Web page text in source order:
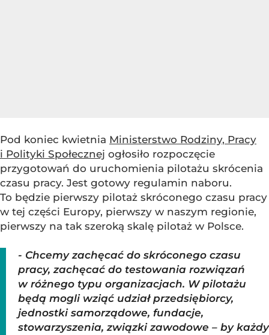
Pod koniec kwietnia Ministerstwo Rodziny, Pracy
i Polityki Społecznej ogłosiło rozpoczęcie
przygotowań do uruchomienia pilotażu skrócenia
czasu pracy. Jest gotowy regulamin naboru.
To będzie pierwszy pilotaż skróconego czasu pracy
w tej części Europy, pierwszy w naszym regionie,
pierwszy na tak szeroką skalę pilotaż w Polsce.
- Chcemy zachęcać do skróconego czasu
pracy, zachęcać do testowania rozwiązań
w różnego typu organizacjach. W pilotażu
będą mogli wziąć udział przedsiębiorcy,
jednostki samorządowe, fundacje,
stowarzyszenia, związki zawodowe – by każdy